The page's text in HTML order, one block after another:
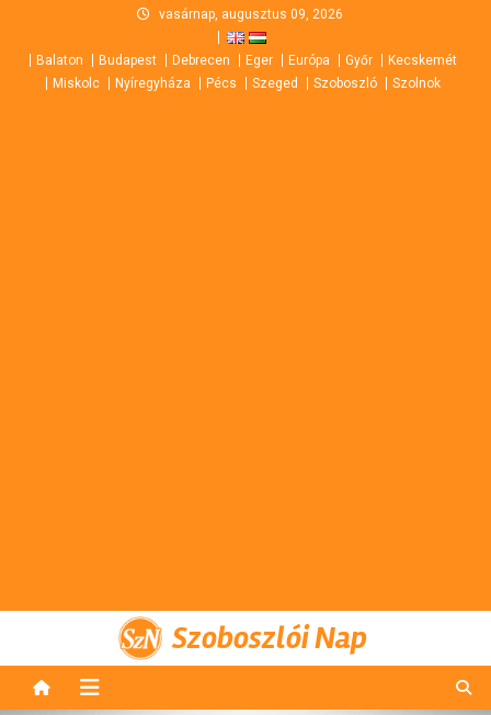
content
vasárnap, augusztus 09, 2026
Balaton Budapest Debrecen Eger Európa Győr
Kecskemét
Miskolc
Nyíregyháza Pécs Szeged Szoboszló Szolnok
Szoboszlói Nap